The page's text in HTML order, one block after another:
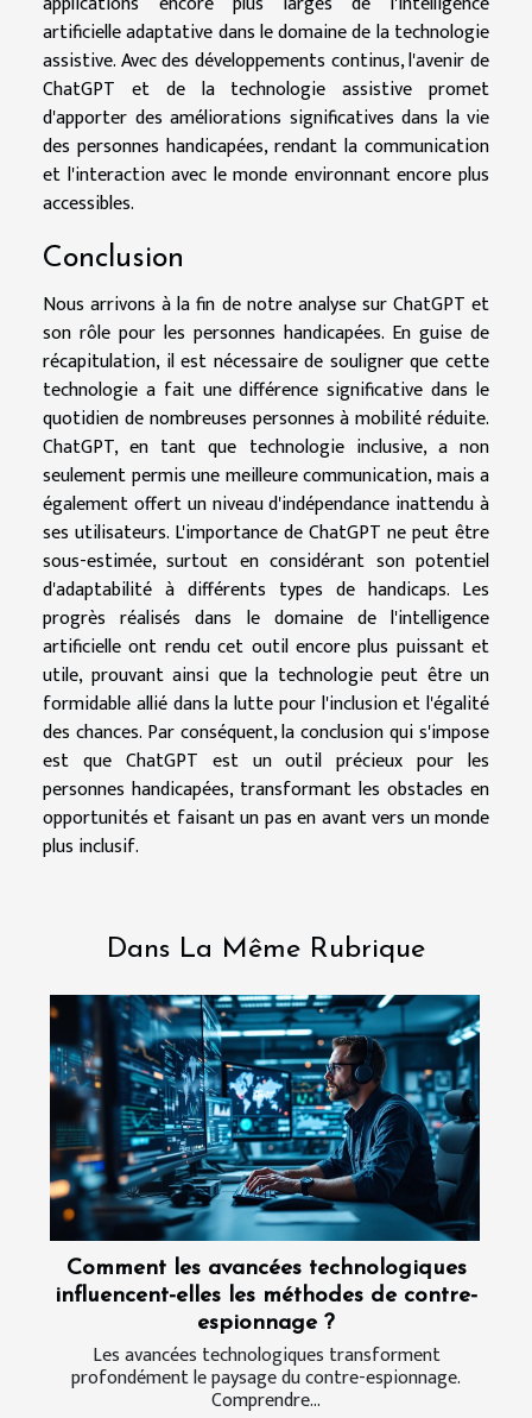
artificielle adaptative dans le domaine de la technologie
assistive. Avec des développements continus, l'avenir de
ChatGPT et de la technologie assistive promet
d'apporter des améliorations significatives dans la vie
des personnes handicapées, rendant la communication
et l'interaction avec le monde environnant encore plus
accessibles.
Conclusion
Nous arrivons à la fin de notre analyse sur ChatGPT et
son rôle pour les personnes handicapées. En guise de
récapitulation, il est nécessaire de souligner que cette
technologie a fait une différence significative dans le
quotidien de nombreuses personnes à mobilité réduite.
ChatGPT, en tant que technologie inclusive, a non
seulement permis une meilleure communication, mais a
également offert un niveau d'indépendance inattendu à
ses utilisateurs. L'importance de ChatGPT ne peut être
sous-estimée, surtout en considérant son potentiel
d'adaptabilité à différents types de handicaps. Les
progrès réalisés dans le domaine de l'intelligence
artificielle ont rendu cet outil encore plus puissant et
utile, prouvant ainsi que la technologie peut être un
formidable allié dans la lutte pour l'inclusion et l'égalité
des chances. Par conséquent, la conclusion qui s'impose
est que ChatGPT est un outil précieux pour les
personnes handicapées, transformant les obstacles en
opportunités et faisant un pas en avant vers un monde
plus inclusif.
Dans La Même Rubrique
Comment les avancées technologiques
influencent-elles les méthodes de contre-
espionnage ?
Les avancées technologiques transforment
profondément le paysage du contre-espionnage.
Comprendre...